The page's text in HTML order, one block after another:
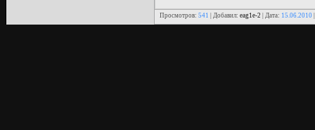
Просмотров: 541 | Добавил: eag1e-2 | Дата: 15.06.2010